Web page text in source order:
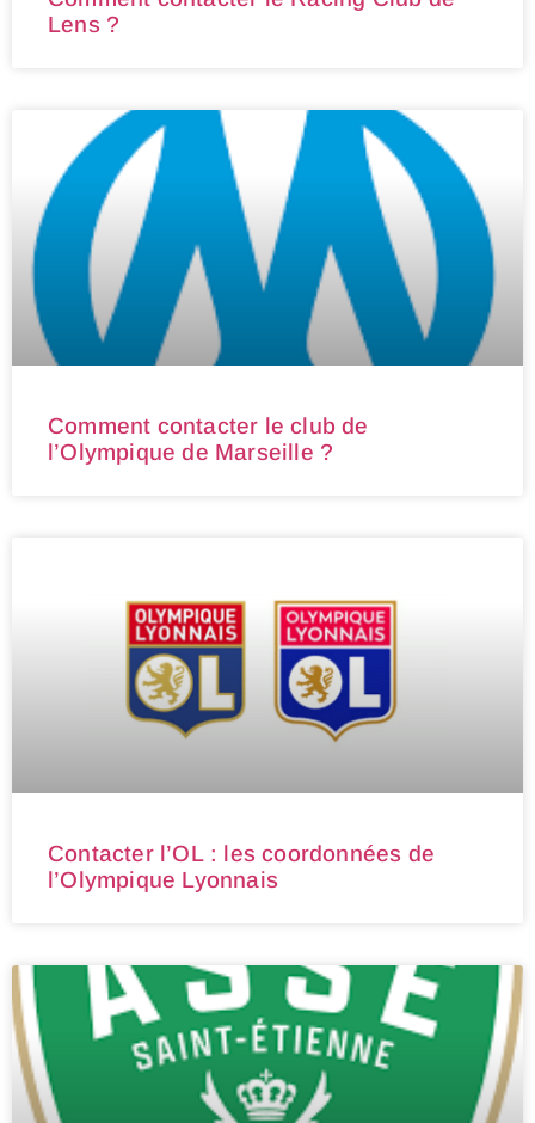
Lens ?
Comment contacter le club de
l’Olympique de Marseille ?
Contacter l’OL : les coordonnées de
l’Olympique Lyonnais